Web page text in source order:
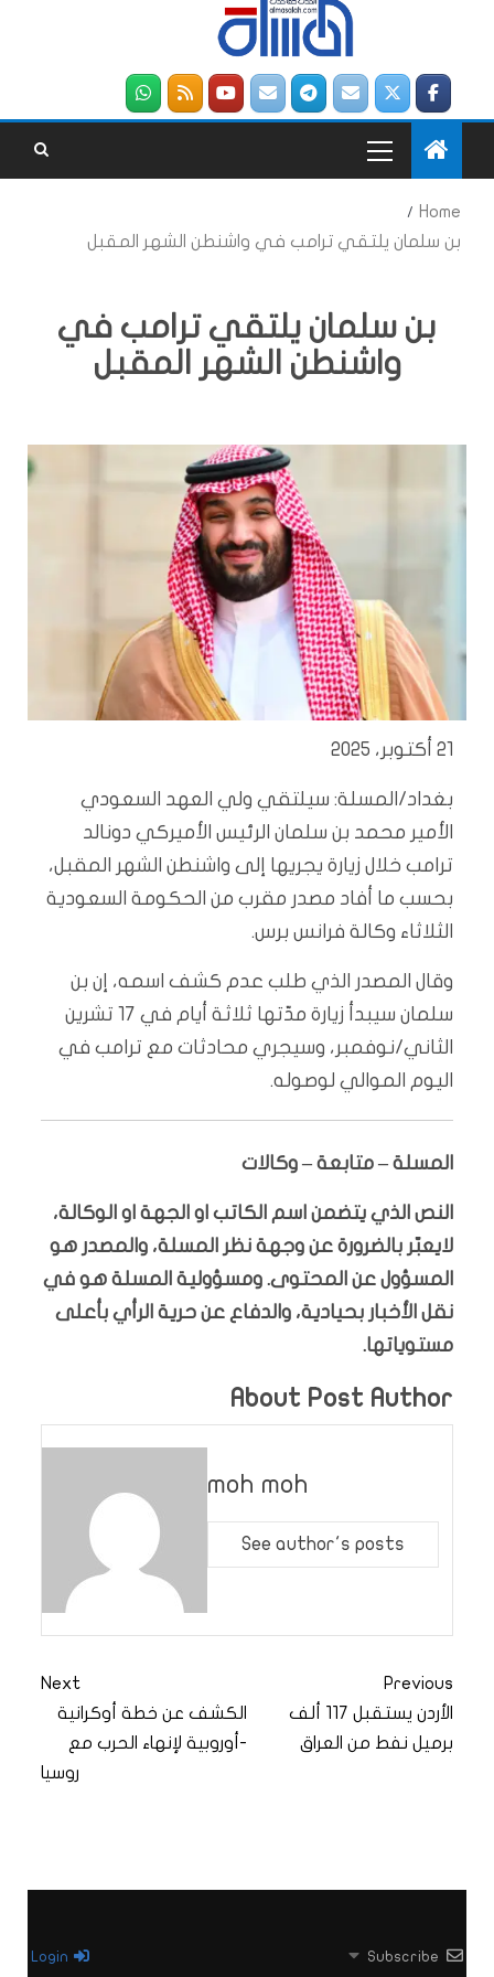
Home
بن سلمان يلتقي ترامب في واشنطن الشهر المقبل
بن سلمان يلتقي ترامب في
واشنطن الشهر المقبل
21 أكتوبر، 2025
بغداد/المسلة: سيلتقي ولي العهد السعودي
الأمير محمد بن سلمان الرئيس الأميركي دونالد
ترامب خلال زيارة يجريها إلى واشنطن الشهر المقبل،
بحسب ما أفاد مصدر مقرب من الحكومة السعودية
الثلاثاء وكالة فرانس برس.
وقال المصدر الذي طلب عدم كشف اسمه، إن بن
سلمان سيبدأ زيارة مدّتها ثلاثة أيام في 17 تشرين
الثاني/نوفمبر، وسيجري محادثات مع ترامب في
اليوم الموالي لوصوله.
المسلة – متابعة – وكالات
النص الذي يتضمن اسم الكاتب او الجهة او الوكالة،
لايعبّر بالضرورة عن وجهة نظر المسلة، والمصدر هو
المسؤول عن المحتوى. ومسؤولية المسلة هو في
نقل الأخبار بحيادية، والدفاع عن حرية الرأي بأعلى
مستوياتها.
About Post Author
moh moh
See author's posts
Previous
الأردن يستقبل 117 ألف
برميل نفط من العراق
Next
الكشف عن خطة أوكرانية
-أوروبية لإنهاء الحرب مع
روسيا
Subscribe